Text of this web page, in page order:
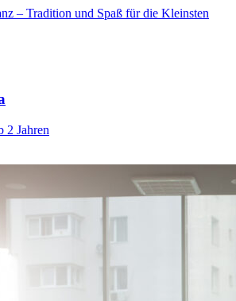
– Tradition und Spaß für die Kleinsten
2 Jahren